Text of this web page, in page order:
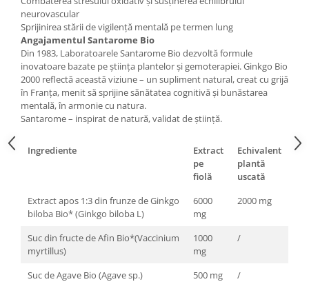
neurovascular
Sprijinirea stării de vigilență mentală pe termen lung
Angajamentul Santarome Bio
Din 1983, Laboratoarele Santarome Bio dezvoltă formule
inovatoare bazate pe știința plantelor și gemoterapiei. Ginkgo Bio
2000 reflectă această viziune – un supliment natural, creat cu grijă
în Franța, menit să sprijine sănătatea cognitivă și bunăstarea
mentală, în armonie cu natura.
Santarome – inspirat de natură, validat de știință.
Ingrediente
Extract
pe
fiolă
Echivalent
plantă
uscată
Extract apos 1:3 din frunze de Ginkgo
biloba Bio* (Ginkgo biloba L)
6000
mg
2000 mg
Suc din fructe de Afin Bio*(Vaccinium
myrtillus)
1000
mg
/
Suc de Agave Bio (Agave sp.) 500 mg /